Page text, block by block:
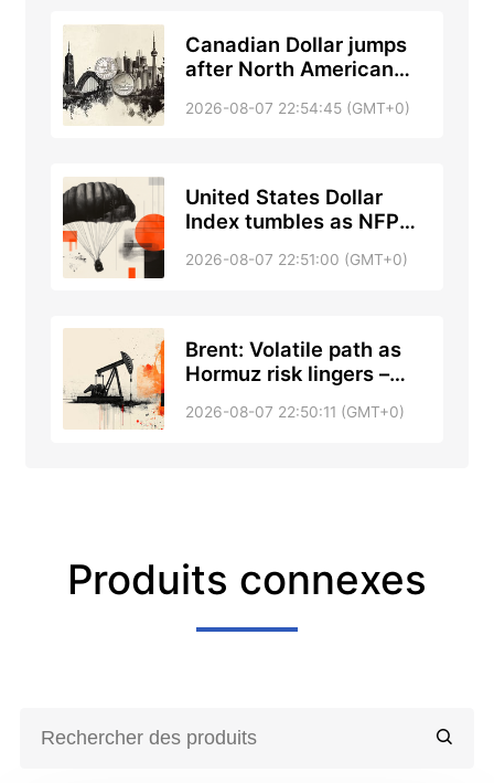
Canadian Dollar jumps
after North American
2026-08-07 22:54:45 (GMT+0)
United States Dollar
Index tumbles as NFP
bets
2026-08-07 22:51:00 (GMT+0)
Brent: Volatile path as
Hormuz risk lingers –
2026-08-07 22:50:11 (GMT+0)
Produits connexes